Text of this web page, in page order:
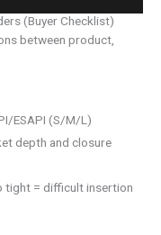
(Buyer Checklist)
between product,
ESAPI (S/M/L)
depth and closure
tight = difficult insertion